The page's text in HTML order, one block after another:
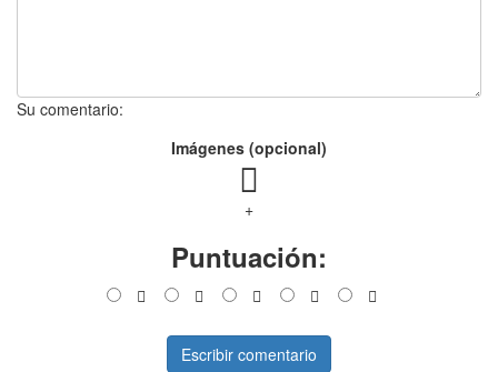
Su comentario:
Imágenes (opcional)
+
Puntuación:
Escribir comentario